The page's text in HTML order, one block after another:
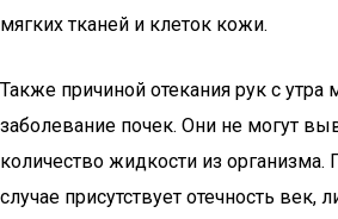
мягких тканей и клеток кожи.
Также причиной отекания рук с утра
заболевание почек. Они не могут
количество жидкости из
случае присутствует отечность век,